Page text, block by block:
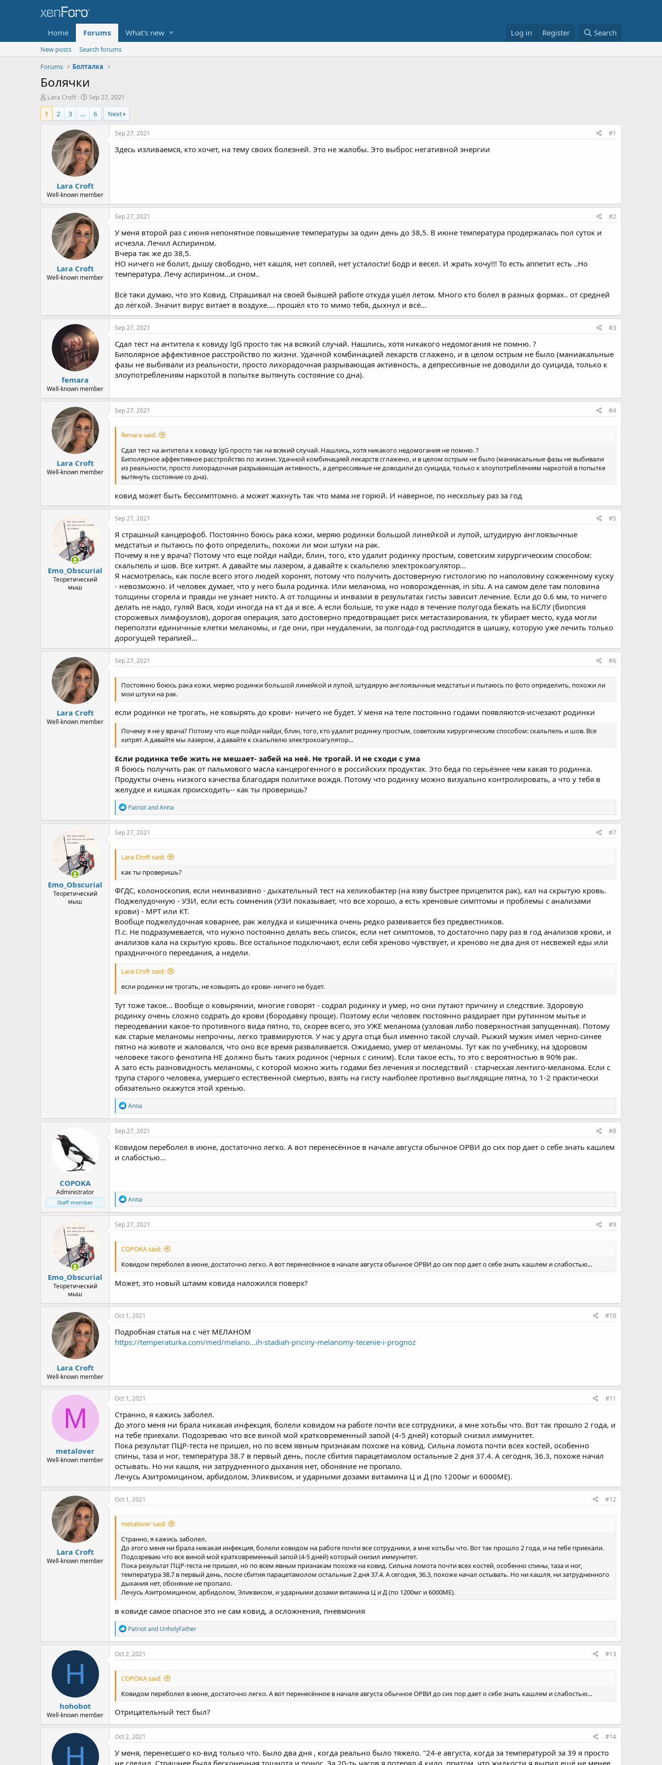
Home Forums What's new Log in Register Search
New posts
Search forums
Forums
Болталка
Болячки
T
h
r
e
e
r
Lara Croft
S
t
r
t
d
a
t
e
Sep 27, 2021
1
2 3 … 6 Next
Lara Croft
Well-known member
Sep 27, 2021 #1
Здесь изливаемся, кто хочет, на тему своих болезней. Это не жалобы. Это выброс негативной энергии
Lara Croft
Well-known member
Sep 27, 2021 #2
У меня второй раз с июня непонятное повышение температуры за один день до 38,5. В июне температура продержалась пол суток и
исчезла. Лечил Аспирином.
Вчера так же до 38,5.
НО ничего не болит, дышу свободно, нет кашля, нет соплей, нет усталости! Бодр и весел. И жрать хочу!!! То есть аппетит есть ..Но
температура. Лечу аспирином...и сном..
Всё таки думаю, что это Ковид. Спрашивал на своей бывшей работе откуда ушёл летом. Много кто болел в разных формах.. от средней
до лёгкой. Значит вирус витает в воздухе.... прошёл кто то мимо тебя, дыхнул и всё...
femara
Well-known member
Sep 27, 2021 #3
Сдал тест на антитела к ковиду lgG просто так на всякий случай. Нашлись, хотя никакого недомогания не помню. ?
Биполярное аффективное расстройство по жизни. Удачной комбинацией лекарств сглажено, и в целом острым не было (маниакальные
фазы не выбивали из реальности, просто лихорадочная разрывающая активность, а депрессивные не доводили до суицида, только к
злоупотреблениям наркотой в попытке вытянуть состояние со дна).
Lara Croft
Well-known member
Sep 27, 2021 #4
femara said:
Сдал тест на антитела к ковиду lgG просто так на всякий случай. Нашлись, хотя никакого недомогания не помню. ?
Биполярное аффективное расстройство по жизни. Удачной комбинацией лекарств сглажено, и в целом острым не было (маниакальные фазы не выбивали
из реальности, просто лихорадочная разрывающая активность, а депрессивные не доводили до суицида, только к злоупотреблениям наркотой в попытке
вытянуть состояние со дна).
ковид может быть бессимптомно. а может жахнуть так что мама не горюй. И наверное, по нескольку раз за год
Emo_Obscurial
Теоретический
мыш
Sep 27, 2021 #5
Я страшный канцерофоб. Постоянно боюсь рака кожи, меряю родинки большой линейкой и лупой, штудирую англоязычные
медстатьи и пытаюсь по фото определить, похожи ли мои штуки на рак.
Почему я не у врача? Потому что еще пойди найди, блин, того, кто удалит родинку простым, советским хирургическим способом:
скальпель и шов. Все хитрят. А давайте мы лазером, а давайте к скальпелю электрокоагулятор...
Я насмотрелась, как после всего этого людей хоронят, потому что получить достоверную гистологию по наполовину сожженному куску
- невозможно. И человек думает, что у него была родинка. Или меланома, но новорожденная, in situ. А на самом деле там половина
толщины сгорела и правды не узнает никто. А от толщины и инвазии в результатах гисты зависит лечение. Если до 0.6 мм, то ничего
делать не надо, гуляй Вася, ходи иногда на кт да и все. А если больше, то уже надо в течение полугода бежать на БСЛУ (биопсия
сторожевых лимфоузлов), дорогая операция, зато достоверно предотвращает риск метастазирования, тк убирает место, куда могли
переползти единичные клетки меланомы, и где они, при неудалении, за полгода-год расплодятся в шишку, которую уже лечить только
дорогущей терапией...
Lara Croft
Well-known member
Sep 27, 2021 #6
Постоянно боюсь рака кожи, меряю родинки большой линейкой и лупой, штудирую англоязычные медстатьи и пытаюсь по фото определить, похожи ли
мои штуки на рак.
если родинки не трогать, не ковырять до крови- ничего не будет. У меня на теле постоянно годами появляются-исчезают родинки
Почему я не у врача? Потому что еще пойди найди, блин, того, кто удалит родинку простым, советским хирургическим способом: скальпель и шов. Все
хитрят. А давайте мы лазером, а давайте к скальпелю электрокоагулятор...
Если родинка тебе жить не мешает- забей на неё. Не трогай. И не сходи с ума
Я боюсь получить рак от пальмового масла канцерогенного в российских продуктах. Это беда по серьёзнее чем какая то родинка.
Продукты очень низкого качества благодаря политике вождя. Потому что родинку можно визуально контролировать, а что у тебя в
желудке и кишках происходить-- как ты проверишь?
R
e
a
c
n
s
:
PatriotandAnna
Emo_Obscurial
Теоретический
мыш
Sep 27, 2021 #7
Lara Croft said:
как ты проверишь?
ФГДС, колоноскопия, если неинвазивно - дыхательный тест на хеликобактер (на язву быстрее прицепится рак), кал на скрытую кровь.
Поджелудочную - УЗИ, если есть сомнения (УЗИ показывает, что все хорошо, а есть хреновые симптомы и проблемы с анализами
крови) - МРТ или КТ.
Вообще поджелудочная коварнее, рак желудка и кишечника очень редко развивается без предвестников.
П.с. Не подразумевается, что нужно постоянно делать весь список, если нет симптомов, то достаточно пару раз в год анализов крови, и
анализов кала на скрытую кровь. Все остальное подключают, если себя хреново чувствует, и хреново не два дня от несвежей еды или
праздничного переедания, а недели.
Lara Croft said:
если родинки не трогать, не ковырять до крови- ничего не будет.
Тут тоже такое... Вообще о ковырянии, многие говорят - содрал родинку и умер, но они путают причину и следствие. Здоровую
родинку очень сложно содрать до крови (бородавку проще). Поэтому если человек постоянно раздирает при рутинном мытье и
переодевании какое-то противного вида пятно, то, скорее всего, это УЖЕ меланома (узловая либо поверхностная запущенная). Потому
как старые меланомы непрочны, легко травмируются. У нас у друга отца был именно такой случай. Рыжий мужик имел черно-синее
пятно на животе и жаловался, что оно все время разваливается. Ожидаемо, умер от меланомы. Тут как по учебнику, на здоровом
человеке такого фенотипа НЕ должно быть таких родинок (черных с синим). Если такое есть, то это с вероятностью в 90% рак.
А зато есть разновидность меланомы, с которой можно жить годами без лечения и последствий - старческая лентиго-меланома. Если с
трупа старого человека, умершего естественной смертью, взять на гисту наиболее противно выглядящие пятна, то 1-2 практически
обязательно окажутся этой хренью.
R
e
a
c
i
o
n
Anna
COPOKA
Administrator
Staff member
Sep 27, 2021 #8
Ковидом переболел в июне, достаточно легко. А вот перенесённое в начале августа обычное ОРВИ до сих пор дает о себе знать кашлем
и слабостью...
R
e
a
c
o
n
s
:
Anna
Emo_Obscurial
Теоретический
мыш
Sep 27, 2021 #9
COPOKA said:
Ковидом переболел в июне, достаточно легко. А вот перенесённое в начале августа обычное ОРВИ до сих пор дает о себе знать кашлем и слабостью...
Может, это новый штамм ковида наложился поверх?
Lara Croft
Well-known member
Oct 1, 2021 #10
Подробная статья на с чёт МЕЛАНОМ
https://temperaturka.com/med/melano...ih-stadiah-priciny-melanomy-tecenie-i-prognoz
M
metalover
Well-known member
Oct 1, 2021 #11
Странно, я кажись заболел.
До этого меня ни брала никакая инфекция, болели ковидом на работе почти все сотрудники, а мне хотьбы что. Вот так прошло 2 года, и
на тебе приехали. Подозреваю что все виной мой кратковременный запой (4-5 дней) который снизил иммунитет.
Пока результат ПЦР-теста не пришел, но по всем явным признакам похоже на ковид. Сильна ломота почти всех костей, особенно
спины, таза и ног, температура 38.7 в первый день, после сбития парацетамолом остальные 2 дня 37.4. А сегодня, 36.3, похоже начал
остывать. Но ни кашля, ни затрудненного дыхания нет, обоняние не пропало.
Лечусь Азитромицином, арбидолом, Эликвисом, и ударными дозами витамина Ц и Д (по 1200мг и 6000МЕ).
Lara Croft
Well-known member
Oct 1, 2021 #12
metalover said:
Странно, я кажись заболел.
До этого меня ни брала никакая инфекция, болели ковидом на работе почти все сотрудники, а мне хотьбы что. Вот так прошло 2 года, и на тебе приехали.
Подозреваю что все виной мой кратковременный запой (4-5 дней) который снизил иммунитет.
Пока результат ПЦР-теста не пришел, но по всем явным признакам похоже на ковид. Сильна ломота почти всех костей, особенно спины, таза и ног,
температура 38.7 в первый день, после сбития парацетамолом остальные 2 дня 37.4. А сегодня, 36.3, похоже начал остывать. Но ни кашля, ни затрудненного
дыхания нет, обоняние не пропало.
Лечусь Азитромицином, арбидолом, Эликвисом, и ударными дозами витамина Ц и Д (по 1200мг и 6000МЕ).
в ковиде самое опасное это не сам ковид, а осложнения, пневмония
R
e
a
c
t
o
n
s
:
Patriotand UnholyFather
H
hohobot
Well-known member
Oct 2, 2021 #13
COPOKA said:
Ковидом переболел в июне, достаточно легко. А вот перенесённое в начале августа обычное ОРВИ до сих пор дает о себе знать кашлем и слабостью...
Отрицательный тест был?
H
Oct 2, 2021 #14
У меня, перенесшего ко-вид только что. Было два дня , когда реально было тяжело. "24-е августа, когда за температурой за 39 я просто
не следил. Страшнее была бесконечная тошнота и понос. За 20-ть часов я потерял 4 кило, притом, что жидкости я выпил ещё не менее